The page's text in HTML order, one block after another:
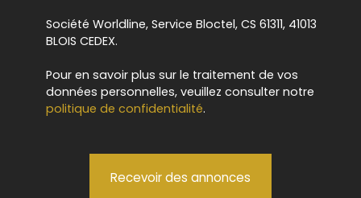
Société Worldline, Service Bloctel, CS 61311, 41013
BLOIS CEDEX.
Pour en savoir plus sur le traitement de vos
données personnelles, veuillez consulter notre
politique de confidentialité.
Recevoir des annonces